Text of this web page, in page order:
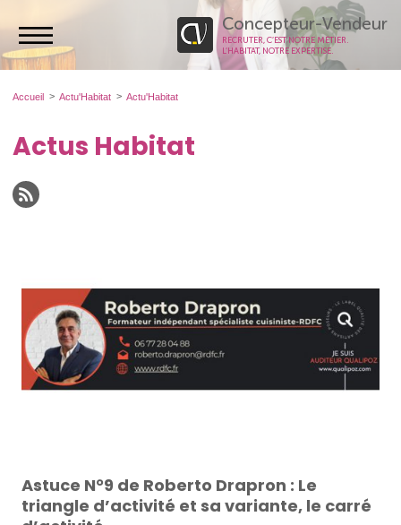
Concepteur-Vendeur
RECRUTER, C’EST NOTRE MÉTIER.
L’HABITAT, NOTRE EXPERTISE.
Accueil Actu'Habitat Actu'Habitat
Actus Habitat
Astuce N°9 de Roberto Drapron : Le
triangle d’activité et sa variante, le carré